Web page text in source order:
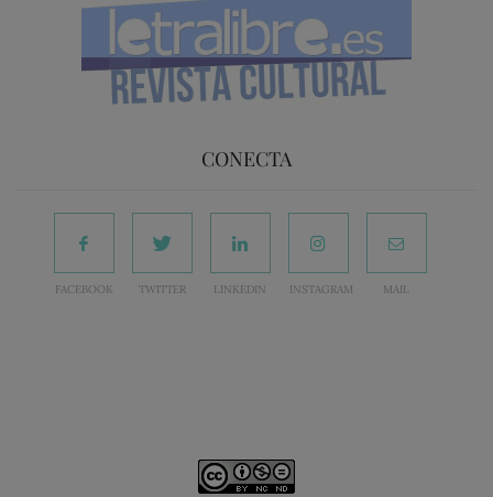
CONECTA
FACEBOOK TWITTER LINKEDIN INSTAGRAM MAIL